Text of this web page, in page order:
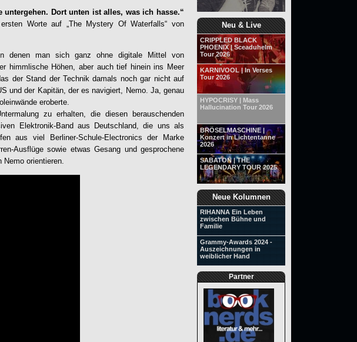
Neu & Live
CRIPPLED BLACK
PHOENIX | Sceaduhelm
Tour 2026
KARNIVOOL | In Verses
Tour 2026
HYPOCRISY | Mass
Hallucination Tour 2026
BRÖSELMASCHINE |
Konzert in Lichtentanne
2026
SABATON | THE
LEGENDARY TOUR 2025
Neue Kolumnen
RIHANNA Ein Leben
zwischen Bühne und
Familie
Grammy-Awards 2024 -
Auszeichnungen in
weiblicher Hand
Partner
Dort unten ist alles, was ich hasse.“
Worte auf „ The Mystery Of Waterfalls“ von
denen man sich ganz ohne digitale Mittel von
himmlische Höhen, aber auch tief hinein ins Meer
der Stand der Technik damals noch gar nicht auf
und der Kapitän, der es navigiert, Nemo. Ja, genau
eroberte.
zu erhalten, die diesen berauschenden
Elektronik-Band aus Deutschland, die uns als
aus viel Berliner-Schule-Electronics der Marke
Ausflüge sowie etwas Gesang und gesprochene
orientieren.